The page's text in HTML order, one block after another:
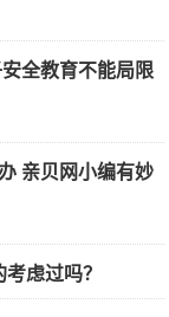
全教育不能局限
亲贝网小编有妙
虑过吗？